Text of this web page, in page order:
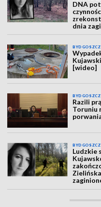
DNA
dnia
BYDGOSZCZ
[wideo]
BYDGOSZCZ
Razili
Toruniu
BYDGOSZCZ
Ludzkie
wideo,